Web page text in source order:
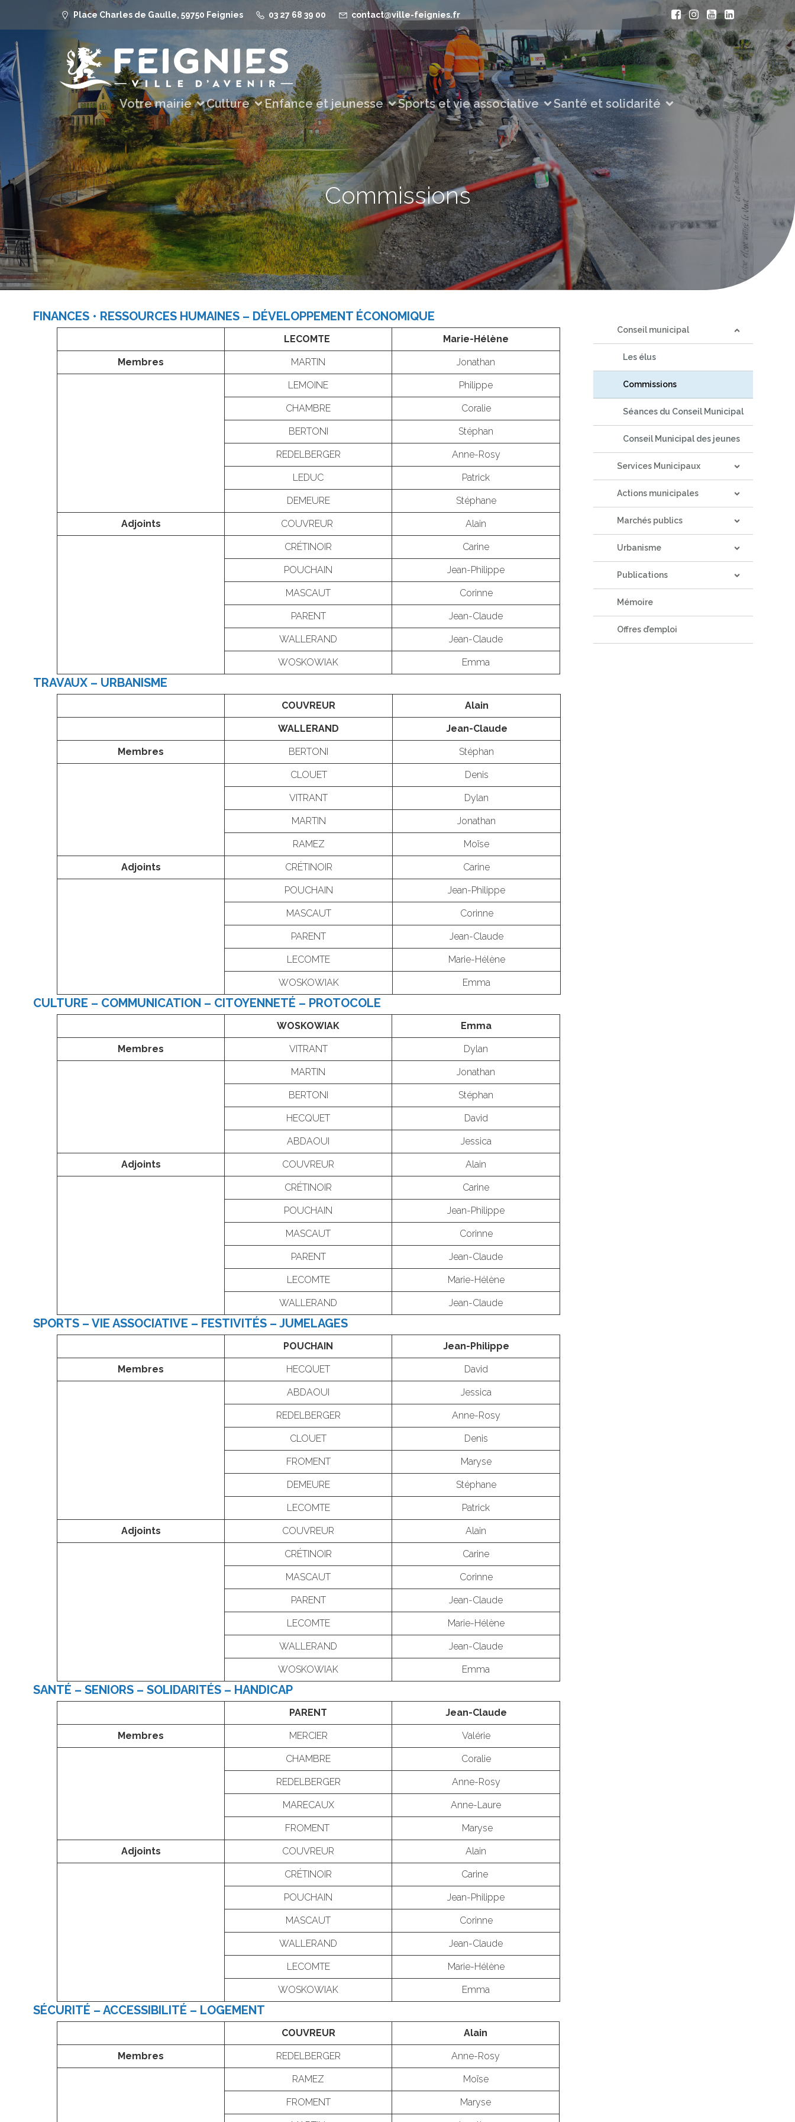
Place Charles de Gaulle, 59750 Feignies 03 27 68 39 00 contact@ville-feignies.fr
Votre mairie Culture Enfance et jeunesse Sports et vie associative Santé et solidarité
Commissions
FINANCES • RESSOURCES HUMAINES – DÉVELOPPEMENT ÉCONOMIQUE
LECOMTE Marie-Hélène
Membres MARTIN Jonathan
LEMOINE Philippe
CHAMBRE Coralie
BERTONI Stéphan
REDELBERGER Anne-Rosy
LEDUC Patrick
DEMEURE Stéphane
Adjoints COUVREUR Alain
CRÉTINOIR Carine
POUCHAIN Jean-Philippe
MASCAUT Corinne
PARENT Jean-Claude
WALLERAND Jean-Claude
WOSKOWIAK Emma
TRAVAUX – URBANISME
COUVREUR Alain
WALLERAND Jean-Claude
Membres BERTONI Stéphan
CLOUET Denis
VITRANT Dylan
MARTIN Jonathan
RAMEZ Moïse
Adjoints CRÉTINOIR Carine
POUCHAIN Jean-Philippe
MASCAUT Corinne
PARENT Jean-Claude
LECOMTE Marie-Hélène
WOSKOWIAK Emma
CULTURE – COMMUNICATION – CITOYENNETÉ – PROTOCOLE
WOSKOWIAK Emma
Membres VITRANT Dylan
MARTIN Jonathan
BERTONI Stéphan
HECQUET David
ABDAOUI Jessica
Adjoints COUVREUR Alain
CRÉTINOIR Carine
POUCHAIN Jean-Philippe
MASCAUT Corinne
PARENT Jean-Claude
LECOMTE Marie-Hélène
WALLERAND Jean-Claude
SPORTS – VIE ASSOCIATIVE – FESTIVITÉS – JUMELAGES
POUCHAIN Jean-Philippe
Membres HECQUET David
ABDAOUI Jessica
REDELBERGER Anne-Rosy
CLOUET Denis
FROMENT Maryse
DEMEURE Stéphane
LECOMTE Patrick
Adjoints COUVREUR Alain
CRÉTINOIR Carine
MASCAUT Corinne
PARENT Jean-Claude
LECOMTE Marie-Hélène
WALLERAND Jean-Claude
WOSKOWIAK Emma
SANTÉ – SENIORS – SOLIDARITÉS – HANDICAP
PARENT Jean-Claude
Membres MERCIER Valérie
CHAMBRE Coralie
REDELBERGER Anne-Rosy
MARECAUX Anne-Laure
FROMENT Maryse
Adjoints COUVREUR Alain
CRÉTINOIR Carine
POUCHAIN Jean-Philippe
MASCAUT Corinne
WALLERAND Jean-Claude
LECOMTE Marie-Hélène
WOSKOWIAK Emma
SÉCURITÉ – ACCESSIBILITÉ – LOGEMENT
COUVREUR Alain
Membres REDELBERGER Anne-Rosy
RAMEZ Moïse
FROMENT Maryse
Conseil municipal
Les élus
Commissions
Séances du Conseil Municipal
Conseil Municipal des jeunes
Services Municipaux
Actions municipales
Marchés publics
Urbanisme
Publications
Mémoire
Offres d’emploi